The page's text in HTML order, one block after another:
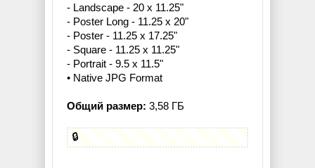
- Landscape - 20 x 11.25"
- Poster Long - 11.25 x 20"
- Poster - 11.25 x 17.25"
- Square - 11.25 x 11.25"
- Portrait - 9.5 x 11.5"
• Native JPG Format
Общий размер: 3,58 ГБ
🔒